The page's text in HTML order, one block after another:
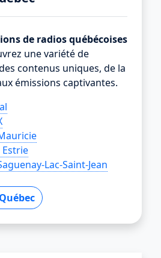
de radios québécoises
une variété de
contenus uniques, de la
émissions captivantes.
Estrie
Lac-Saint-Jean